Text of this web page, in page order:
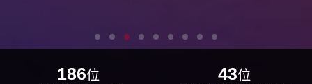
186位 43位